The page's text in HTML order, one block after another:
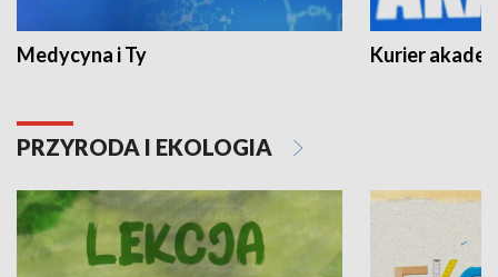
Medycyna i Ty Kurier
PRZYRODA I EKOLOGIA